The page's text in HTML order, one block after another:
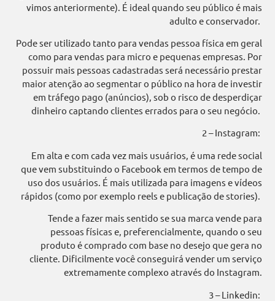
vimos anteriormente). É ideal quando seu público é mais
adulto e conservador.
Pode ser utilizado tanto para vendas pessoa física em geral
como para vendas para micro e pequenas empresas. Por
possuir mais pessoas cadastradas será necessário prestar
maior atenção ao segmentar o público na hora de investir
em tráfego pago (anúncios), sob o risco de desperdiçar
dinheiro captando clientes errados para o seu negócio.
2 – Instagram:
Em alta e com cada vez mais usuários, é uma rede social
que vem substituindo o Facebook em termos de tempo de
uso dos usuários. É mais utilizada para imagens e vídeos
rápidos (como por exemplo reels e publicação de stories).
Tende a fazer mais sentido se sua marca vende para
pessoas físicas e, preferencialmente, quando o seu
produto é comprado com base no desejo que gera no
cliente. Dificilmente você conseguirá vender um serviço
extremamente complexo através do Instagram.
3 – Linkedin: